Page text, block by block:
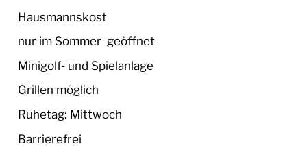
TOURISMUS
Hausmannskost
nur im Sommer geöffnet
Minigolf- und Spielanlage
Grillen möglich
Ruhetag: Mittwoch
Barrierefrei